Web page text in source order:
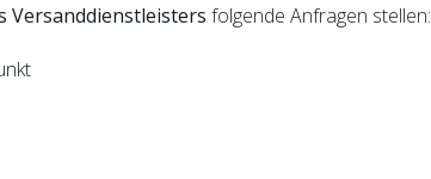
Versanddienstleisters folgende Anfragen stellen: